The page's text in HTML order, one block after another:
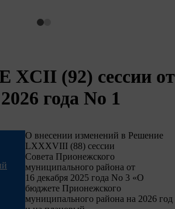
(92) сессии от
года No 1
О внесении изменений в Решение
LXХХVIII (88) сессии
Совета Прионежского
муниципального района от
16 декабря 2025 года No 3 «О
бюджете Прионежского
муниципального района на 2026 год